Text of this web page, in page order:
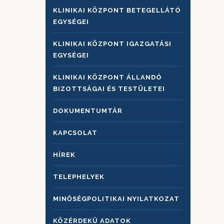
KLINIKAI KÖZPONT BETEGELLÁTÓ
EGYSÉGEI
KLINIKAI KÖZPONT IGAZGATÁSI
EGYSÉGEI
KLINIKAI KÖZPONT ÁLLANDÓ
BIZOTTSÁGAI ÉS TESTÜLETEI
DOKUMENTUMTÁR
KAPCSOLAT
HÍREK
TELEPHELYEK
MINŐSÉGPOLITIKAI NYILATKOZAT
KÖZÉRDEKŰ ADATOK